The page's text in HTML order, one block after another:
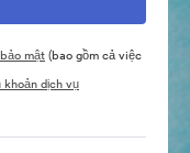
mật(bao gồm cả việc
dịch vụ